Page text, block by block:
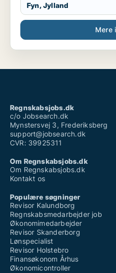
Fyn, Jylland
Mere
Regnskabsjobs.dk
c/o Jobsearch.dk
Mynstersvej 3, Frederiksberg
support@jobsearch.dk
CVR: 39925311
Om Regnskabsjobs.dk
Om Regnskabsjobs.dk
Kontakt os
Populære søgninger
Revisor Kalundborg
Regnskabsmedarbejder job
Økonomimedarbejder
Revisor Skanderborg
Lønspecialist
Revisor Holstebro
Finansøkonom Århus
Økonomicontroller